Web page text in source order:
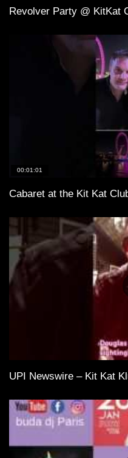
Revolver Party @ KitKat
00:01:01
Cabaret at the Kit Kat
UPI Newswire – Kit Kat